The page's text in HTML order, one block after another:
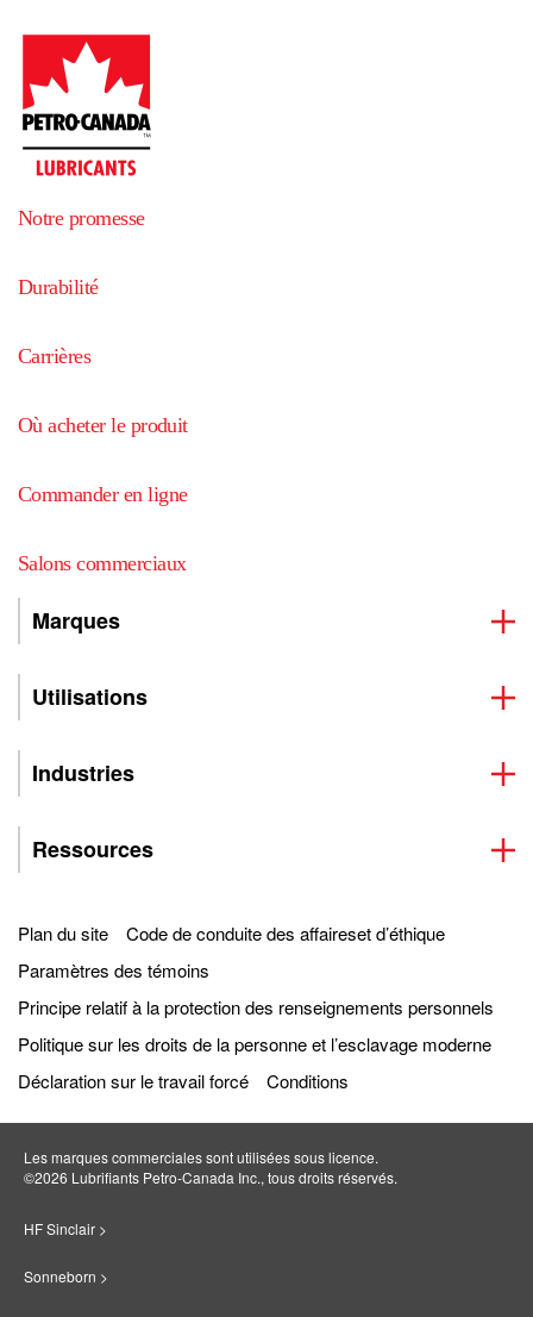
Notre promesse
Durabilité
Carrières
Où acheter le produit
Commander en ligne
Salons commerciaux
Marques
Utilisations
Industries
Ressources
Plan du site
Code de conduite des affaireset d’éthique
Paramètres des témoins
Principe relatif à la protection des renseignements personnels
Politique sur les droits de la personne et l’esclavage moderne
Déclaration sur le travail forcé
Conditions
Les marques commerciales sont utilisées sous licence.
©2026 Lubrifiants Petro‐Canada Inc., tous droits réservés.
HF Sinclair >
Sonneborn >